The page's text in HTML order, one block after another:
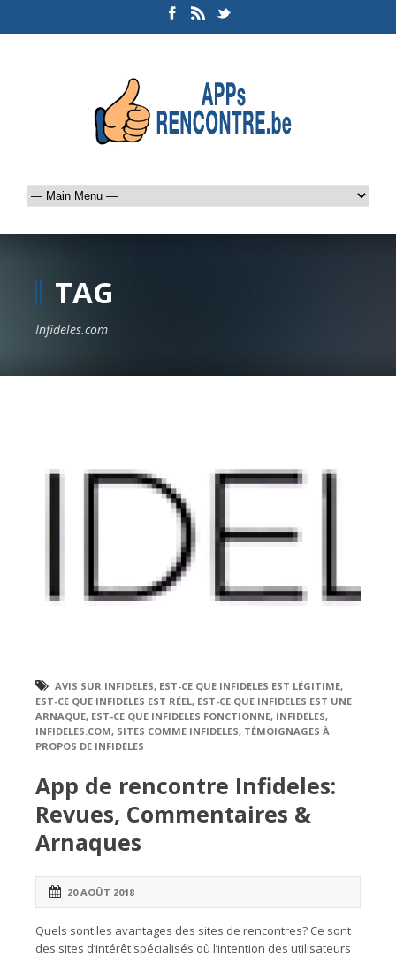
TAG
Infideles.com
AVIS SUR INFIDELES, EST-CE QUE INFIDELES EST LÉGITIME,
EST-CE QUE INFIDELES EST RÉEL, EST-CE QUE INFIDELES EST UNE
ARNAQUE, EST-CE QUE INFIDELES FONCTIONNE, INFIDELES,
INFIDELES.COM, SITES COMME INFIDELES, TÉMOIGNAGES À
PROPOS DE INFIDELES
App de rencontre Infideles:
Revues, Commentaires &
Arnaques
20 AOÛT 2018
Quels sont les avantages des sites de rencontres? Ce sont
des sites d’intérêt spécialisés où l’intention des utilisateurs